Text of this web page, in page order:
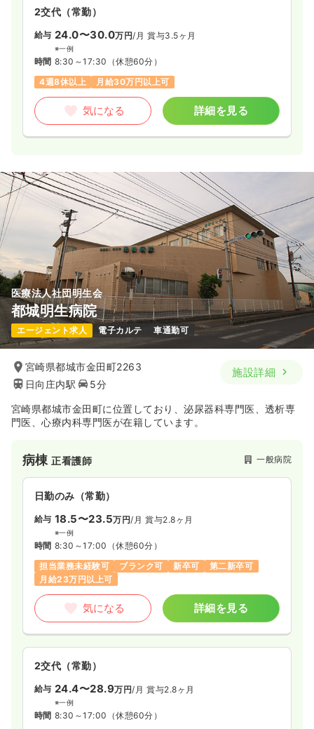
2交代（常勤）
給与 24.0〜30.0万円/月 賞与3.5ヶ月
※一例
時間 8:30～17:30 （休憩60分）
4週8休以上
月給30万円以上可
気になる 詳細を見る
医療法人社団明生会
都城明生病院
エージェント求人 電子カルテ 車通勤可
宮崎県都城市金田町2263
日向庄内駅
5分
施設詳細
宮崎県都城市金田町に位置しており、泌尿器科専門医、透析専
門医、心療内科専門医が在籍しています。
病棟正看護師 一般病院
日勤のみ（常勤）
給与 18.5〜23.5万円/月 賞与2.8ヶ月
※一例
時間 8:30～17:00 （休憩60分）
担当業務未経験可
ブランク可 新卒可
第二新卒可
月給23万円以上可
気になる 詳細を見る
2交代（常勤）
給与 24.4〜28.9万円/月 賞与2.8ヶ月
※一例
時間 8:30～17:00 （休憩60分）